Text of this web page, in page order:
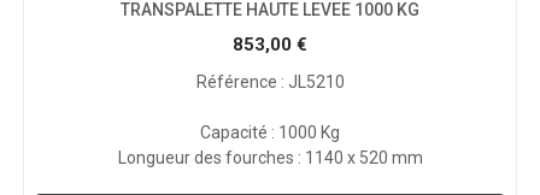
TRANSPALETTE HAUTE LEVEE 1000 KG
853,00 €
Référence : JL5210
Capacité : 1000 Kg
Longueur des fourches : 1140 x 520 mm